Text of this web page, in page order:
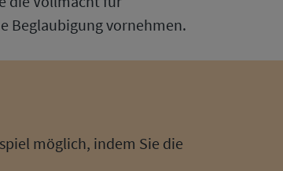
Beglaubigung vornehmen.
möglich, indem Sie die